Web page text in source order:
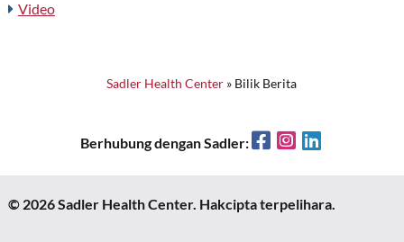
Video
Sadler Health Center » Bilik Berita
Berhubung dengan Sadler: FacebookInstagram
© 2026 Sadler Health Center. Hakcipta terpelihara.